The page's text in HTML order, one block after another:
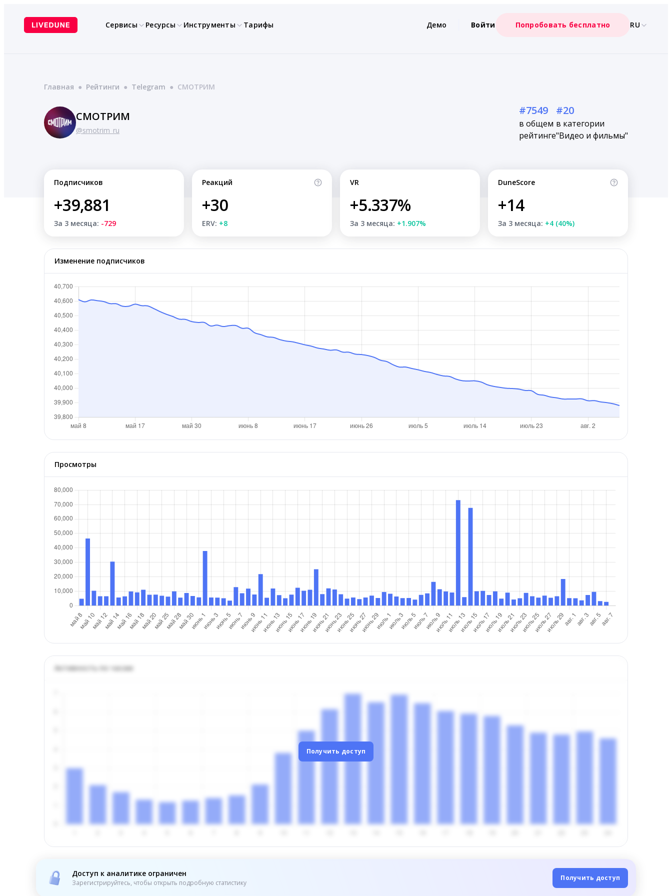
содержимому
Сервисы Ресурсы Инструменты Тарифы Демо Войти Попробовать бесплатно RU
Главная ● Рейтинги ● Telegram ● СМОТРИМ
СМОТРИМ
@smotrim_ru
#7549
в общем
рейтинге
#20
в категории
"Видео и фильмы"
Подписчиков
+39,881
За 3 месяца: -729
Реакций
+30
ERV: +8
VR
+5.337%
За 3 месяца: +1.907%
DuneScore
+14
За 3 месяца: +4 (40%)
Изменение подписчиков
Просмотры
Активность по часам
Получить доступ
Доступ к аналитике ограничен
Зарегистрируйтесь, чтобы открыть подробную статистику
Получить доступ